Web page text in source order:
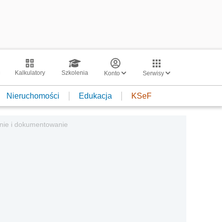
Kalkulatory Szkolenia Konto Serwisy
Nieruchomości Edukacja KSeF
i dokumentowanie